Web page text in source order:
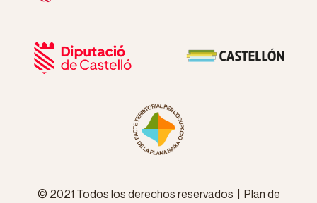
© 2021 Todos los derechos reservados | Plan de